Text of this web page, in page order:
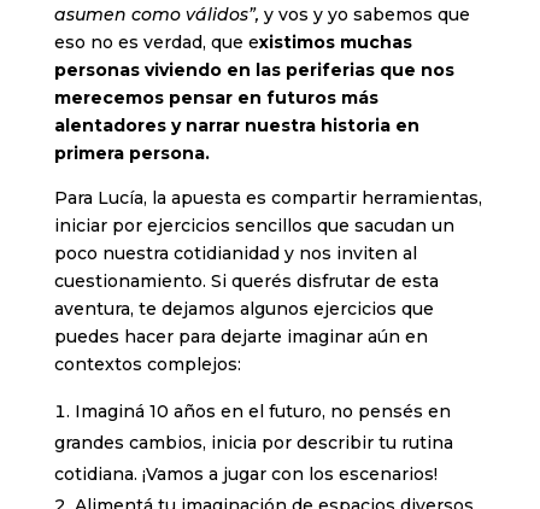
asumen como válidos”, y vos y yo sabemos que
eso no es verdad, que existimos muchas
personas viviendo en las periferias que nos
merecemos pensar en futuros más
alentadores y narrar nuestra historia en
primera persona.
Para Lucía, la apuesta es compartir herramientas,
iniciar por ejercicios sencillos que sacudan un
poco nuestra cotidianidad y nos inviten al
cuestionamiento. Si querés disfrutar de esta
aventura, te dejamos algunos ejercicios que
puedes hacer para dejarte imaginar aún en
contextos complejos:
Imaginá 10 años en el futuro, no pensés en
grandes cambios, inicia por describir tu rutina
cotidiana. ¡Vamos a jugar con los escenarios!